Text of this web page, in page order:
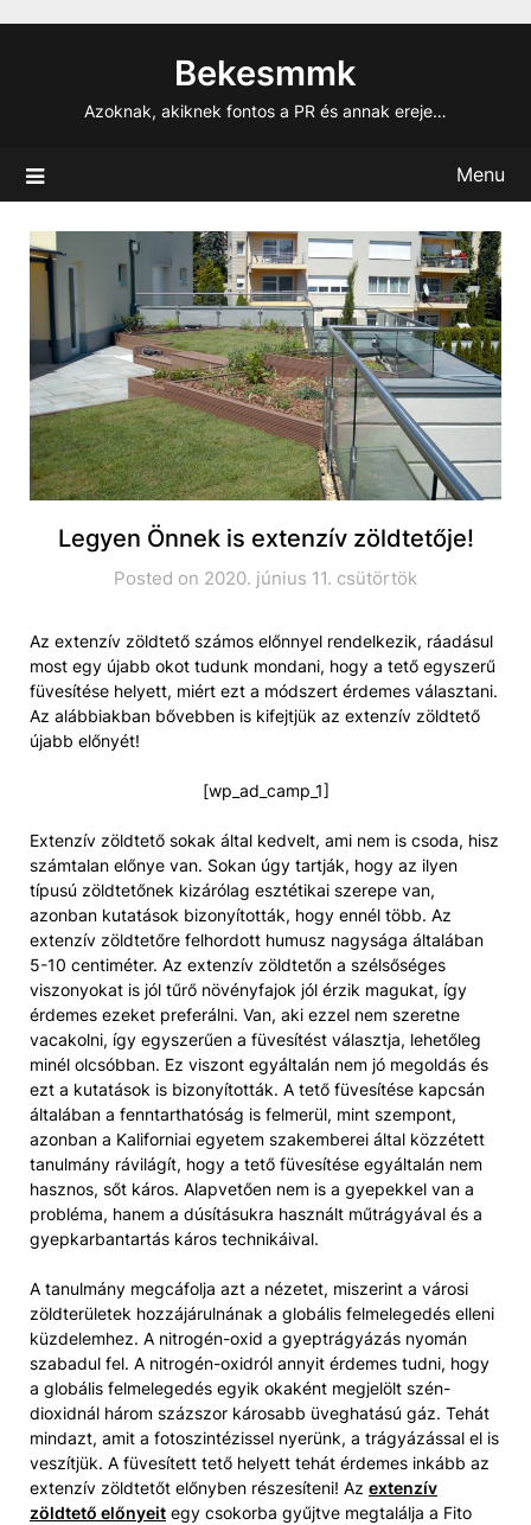
Bekesmmk
Azoknak, akiknek fontos a PR és annak ereje…
Menu
Legyen Önnek is extenzív zöldtetője!
Posted on 2020. június 11. csütörtök
Az extenzív zöldtető számos előnnyel rendelkezik, ráadásul
most egy újabb okot tudunk mondani, hogy a tető egyszerű
füvesítése helyett, miért ezt a módszert érdemes választani.
Az alábbiakban bővebben is kifejtjük az extenzív zöldtető
újabb előnyét!
[wp_ad_camp_1]
Extenzív zöldtető sokak által kedvelt, ami nem is csoda, hisz
számtalan előnye van. Sokan úgy tartják, hogy az ilyen
típusú zöldtetőnek kizárólag esztétikai szerepe van,
azonban kutatások bizonyították, hogy ennél több. Az
extenzív zöldtetőre felhordott humusz nagysága általában
5-10 centiméter. Az extenzív zöldtetőn a szélsőséges
viszonyokat is jól tűrő növényfajok jól érzik magukat, így
érdemes ezeket preferálni. Van, aki ezzel nem szeretne
vacakolni, így egyszerűen a füvesítést választja, lehetőleg
minél olcsóbban. Ez viszont egyáltalán nem jó megoldás és
ezt a kutatások is bizonyították. A tető füvesítése kapcsán
általában a fenntarthatóság is felmerül, mint szempont,
azonban a Kaliforniai egyetem szakemberei által közzétett
tanulmány rávilágít, hogy a tető füvesítése egyáltalán nem
hasznos, sőt káros. Alapvetően nem is a gyepekkel van a
probléma, hanem a dúsításukra használt műtrágyával és a
gyepkarbantartás káros technikáival.
A tanulmány megcáfolja azt a nézetet, miszerint a városi
zöldterületek hozzájárulnának a globális felmelegedés elleni
küzdelemhez. A nitrogén-oxid a gyeptrágyázás nyomán
szabadul fel. A nitrogén-oxidról annyit érdemes tudni, hogy
a globális felmelegedés egyik okaként megjelölt szén-
dioxidnál három százszor károsabb üveghatású gáz. Tehát
mindazt, amit a fotoszintézissel nyerünk, a trágyázással el is
veszítjük. A füvesített tető helyett tehát érdemes inkább az
extenzív zöldtetőt előnyben részesíteni! Az extenzív
zöldtető előnyeit egy csokorba gyűjtve megtalálja a Fito